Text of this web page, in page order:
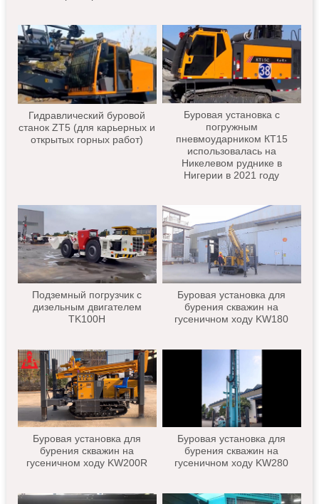
Гидравлический буровой
станок ZT5 (для карьерных и
открытых горных работ)
Буровая установка с
погружным
пневмоударником КТ15
использовалась на
Никелевом руднике в
Нигерии в 2021 году
Подземный погрузчик с
дизельным двигателем
TK100H
Буровая установка для
бурения скважин на
гусеничном ходу KW180
Буровая установка для
бурения скважин на
гусеничном ходу KW200R
Буровая установка для
бурения скважин на
гусеничном ходу KW280